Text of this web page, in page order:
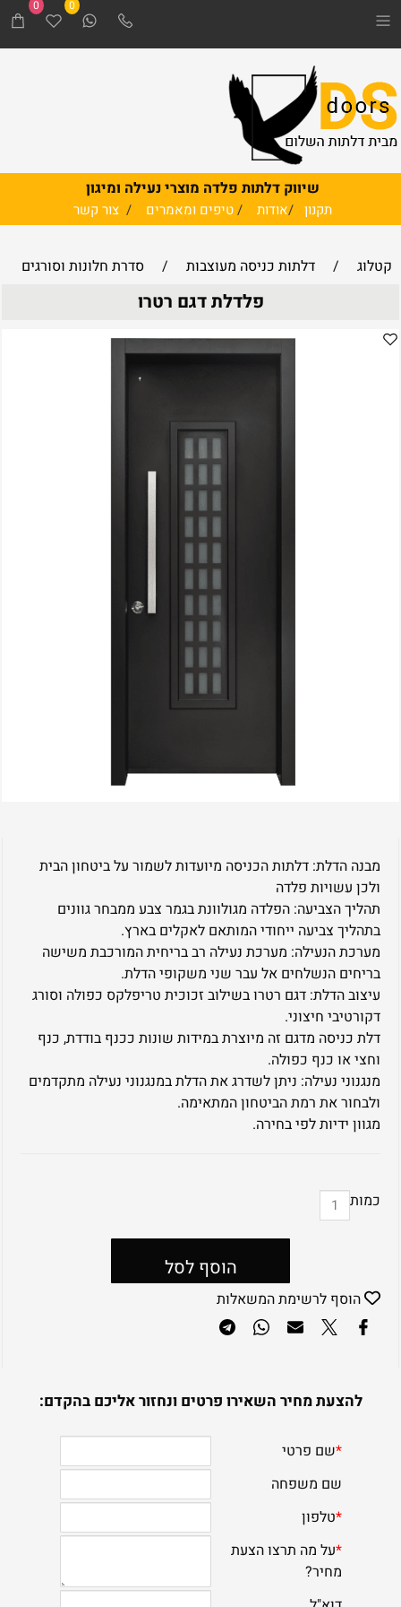
שיווק דלתות פלדה מוצרי נעילה ומיגון
תקנון /אודות /טיפים ומאמרים /צור קשר
0 0
קטלוג / דלתות כניסה מעוצבות / סדרת חלונות וסורגים
פלדלת דגם רטרו
מבנה הדלת: דלתות הכניסה מיועדות לשמור על ביטחון הבית
ולכן עשויות פלדה
תהליך הצביעה: הפלדה מגולוונת בגמר צבע ממבחר גוונים
בתהליך צביעה ייחודי המותאם לאקלים בארץ.
מערכת הנעילה: מערכת נעילה רב בריחית המורכבת משישה
בריחים הנשלחים אל עבר שני משקופי הדלת.
עיצוב הדלת: דגם רטרו בשילוב זכוכית טריפלקס כפולה וסורג
דקורטיבי חיצוני.
דלת כניסה מדגם זה מיוצרת במידות שונות ככנף בודדת, כנף
וחצי או כנף כפולה.
מנגנוני נעילה: ניתן לשדרג את הדלת במנגנוני נעילה מתקדמים
ולבחור את רמת הביטחון המתאימה.
מגוון ידיות לפי בחירה.
כמות
הוסף לסל
הוסף לרשימת המשאלות
להצעת מחיר השאירו פרטים ונחזור אליכם בהקדם: